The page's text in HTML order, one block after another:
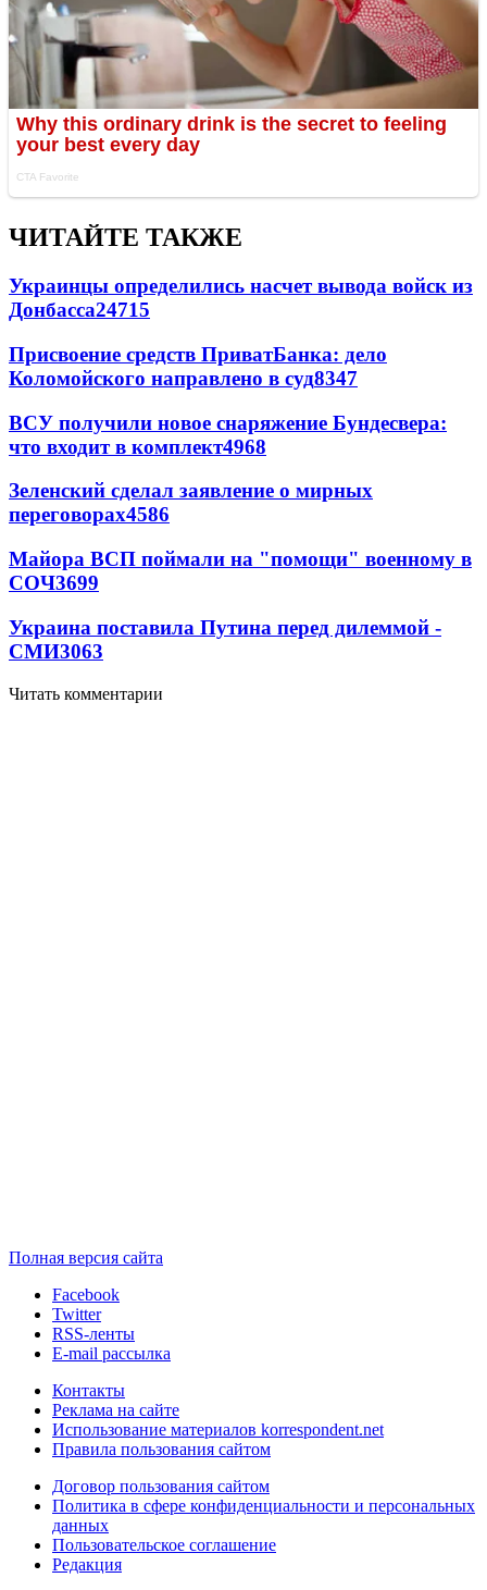
ЧИТАЙТЕ ТАКЖЕ
Украинцы определились насчет вывода войск из
Донбасса24715
Присвоение средств ПриватБанка: дело
Коломойского направлено в суд8347
ВСУ получили новое снаряжение Бундесвера:
что входит в комплект4968
Зеленский сделал заявление о мирных
переговорах4586
Майора ВСП поймали на "помощи" военному в
СОЧ3699
Украина поставила Путина перед дилеммой -
СМИ3063
Читать комментарии
Полная версия сайта
Facebook
Twitter
RSS-ленты
E-mail рассылка
Контакты
Реклама на сайте
Использование материалов korrespondent.net
Правила пользования сайтом
Договор пользования сайтом
Политика в сфере конфиденциальности и персональных
данных
Пользовательское соглашение
Редакция